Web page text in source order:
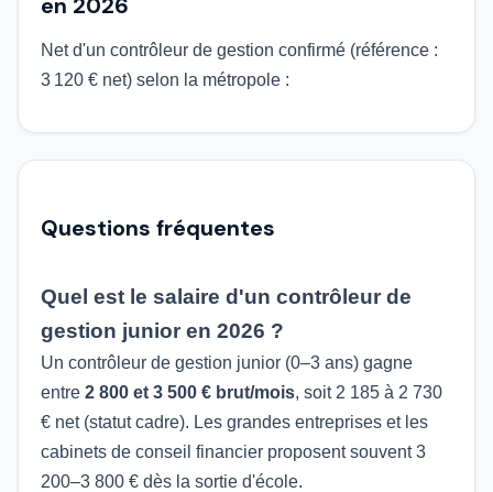
Net d'un contrôleur de gestion confirmé (référence :
3 120 € net) selon la métropole :
Questions fréquentes
Quel est le salaire d'un contrôleur de
gestion junior en 2026 ?
Un contrôleur de gestion junior (0–3 ans) gagne
entre 2 800 et 3 500 € brut/mois, soit 2 185 à 2 730
€ net (statut cadre). Les grandes entreprises et les
cabinets de conseil financier proposent souvent 3
200–3 800 € dès la sortie d'école.